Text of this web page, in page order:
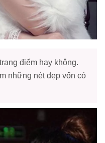
điểm hay không.
những nét đẹp vốn có